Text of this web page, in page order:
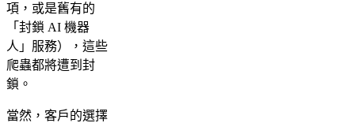
項，或是舊有的
「封鎖 AI 機器
人」服務），這些
爬蟲都將遭到封
鎖。
當然，客戶的選擇